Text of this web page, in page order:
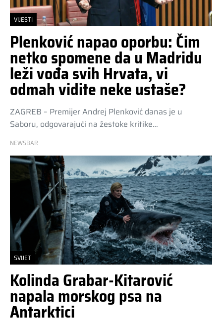
VIJESTI
Plenković napao oporbu: Čim
netko spomene da u Madridu
leži vođa svih Hrvata, vi
odmah vidite neke ustaše?
ZAGREB – Premijer Andrej Plenković danas je u
Saboru, odgovarajući na žestoke kritike…
NEWSBAR
SVIJET
Kolinda Grabar-Kitarović
napala morskog psa na
Antarktici